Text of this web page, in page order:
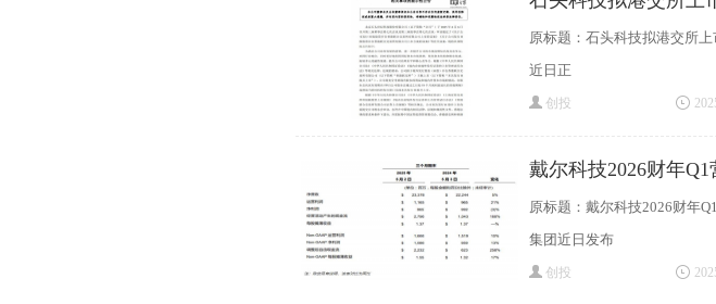
原标题：石头科技拟港交所
近日正
创投
戴尔科技2026财年
劲
原标题：戴尔科技2026财年
集团近日发布
创投